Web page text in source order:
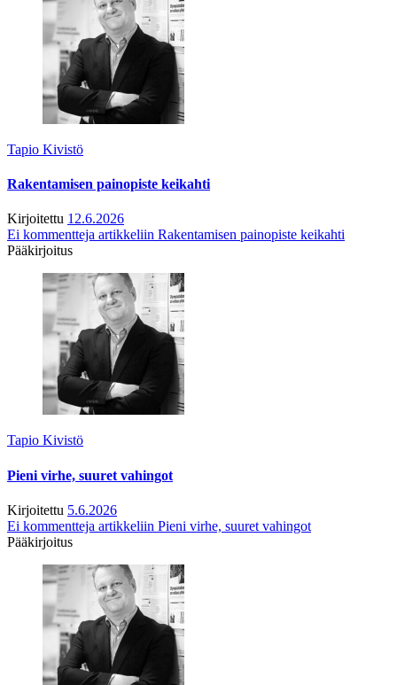
Tapio Kivistö
Rakentamisen painopiste keikahti
Kirjoitettu 12.6.2026
Ei kommentteja artikkeliin Rakentamisen painopiste keikahti
Pääkirjoitus
Tapio Kivistö
Pieni virhe, suuret vahingot
Kirjoitettu 5.6.2026
Ei kommentteja artikkeliin Pieni virhe, suuret vahingot
Pääkirjoitus